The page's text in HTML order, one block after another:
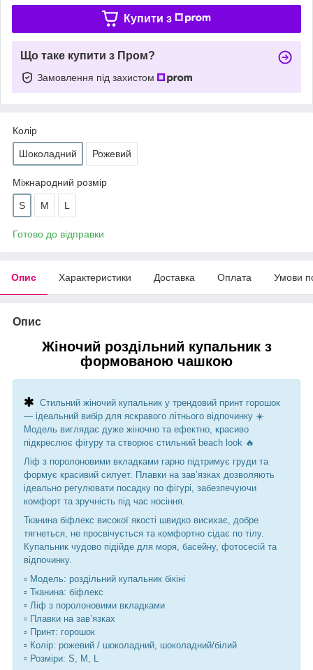
Купити з
Що таке купити з Пром?
Замовлення під захистом
Колір
Шоколадний Рожевий
Міжнародний розмір
S M L
Готово до відправки
Опис Характеристики Доставка Оплата Умови
Опис
Жіночий роздільний купальник з
формованою чашкою
Стильний жіночий купальник у трендовий принт горошок
— ідеальний вибір для яскравого літнього відпочинку ☀️
Модель виглядає дуже жіночно та ефектно, красиво
підкреслює фігуру та створює стильний beach look 🔥
Ліф з поролоновими вкладками гарно підтримує груди та
формує красивий силует. Плавки на зав’язках дозволяють
ідеально регулювати посадку по фігурі, забезпечуючи
комфорт та зручність під час носіння.
Тканина біфлекс високої якості швидко висихає, добре
тягнеться, не просвічується та комфортно сідає по тілу.
Купальник чудово підійде для моря, басейну, фотосесій та
відпочинку.
▫️ Модель: роздільний купальник бікіні
▫️ Тканина: біфлекс
▫️ Ліф з поролоновими вкладками
▫️ Плавки на зав’язках
▫️ Принт: горошок
▫️ Колір: рожевий / шоколадний, шоколадний/білий
▫️ Розміри: S, M, L